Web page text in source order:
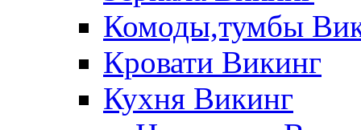
Комоды,тумбы
Кровати Викинг
Кухня Викинг